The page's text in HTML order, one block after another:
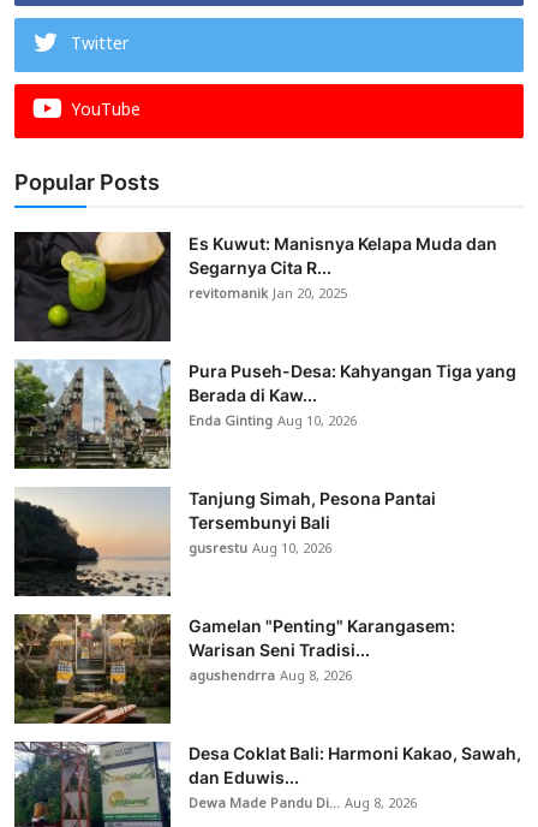
Twitter
YouTube
Popular Posts
Es Kuwut: Manisnya Kelapa Muda dan
Segarnya Cita R...
revitomanikJan 20, 2025
Pura Puseh-Desa: Kahyangan Tiga yang
Berada di Kaw...
Enda GintingAug 10, 2026
Tanjung Simah, Pesona Pantai
Tersembunyi Bali
gusrestuAug 10, 2026
Gamelan "Penting" Karangasem:
Warisan Seni Tradisi...
agushendrraAug 8, 2026
Desa Coklat Bali: Harmoni Kakao, Sawah,
dan Eduwis...
Dewa Made Pandu Di...Aug 8, 2026